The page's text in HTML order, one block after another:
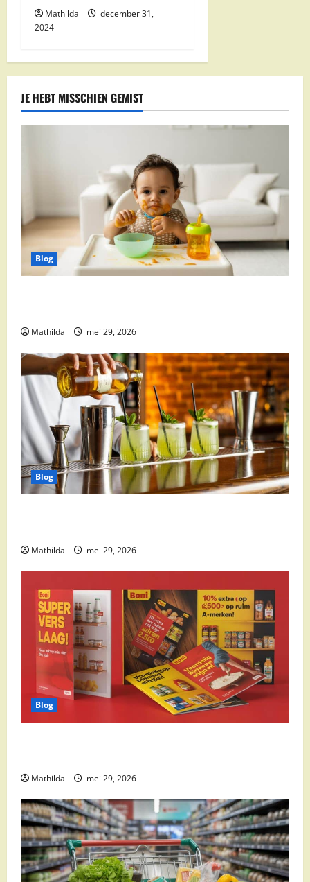
Mathilda
december 31,
2024
JE HEBT MISSCHIEN GEMIST
Blog
Mathilda mei 29, 2026
Blog
Mathilda mei 29, 2026
Blog
Mathilda mei 29, 2026